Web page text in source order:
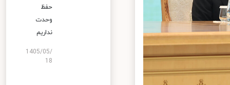
حفظ
وحدت
نداریم
1405/05/
18